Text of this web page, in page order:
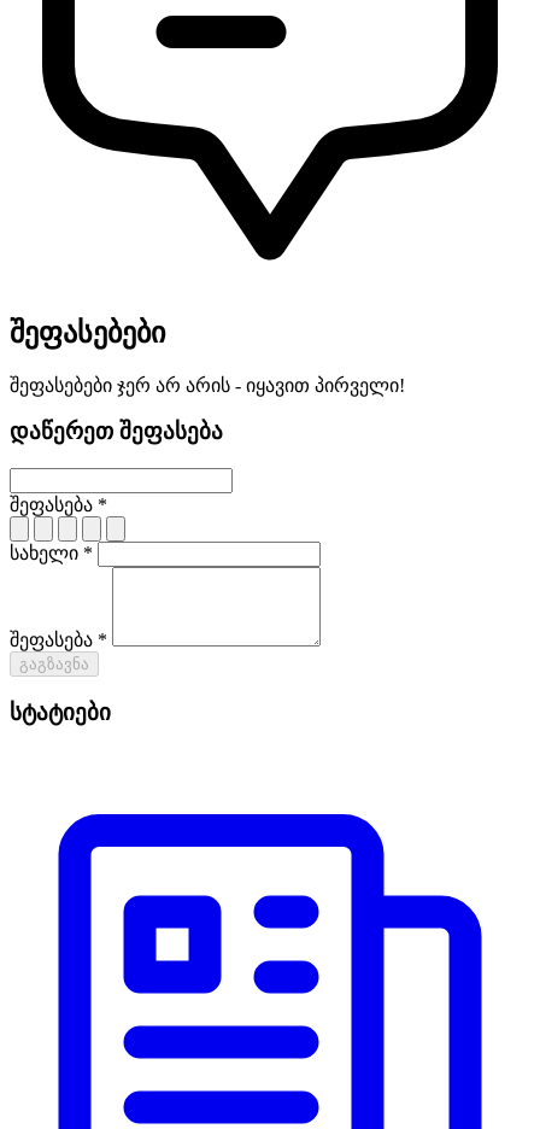
შეფასებები
შეფასებები ჯერ არ არის - იყავით პირველი!
დაწერეთ შეფასება
შეფასება *
სახელი *
შეფასება *
გაგზავნა
სტატიები